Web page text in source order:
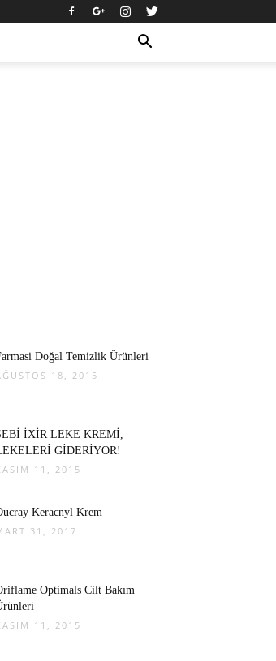
Doğal Temizlik Ürünleri
18, 2015
İXİR LEKE KREMİ,
GİDERİYOR!
11, 2015
Keracnyl Krem
31, 2017
Optimals Cilt Bakım
11, 2015